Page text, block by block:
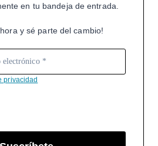
en tu bandeja de entrada.
y sé parte del cambio!
privacidad